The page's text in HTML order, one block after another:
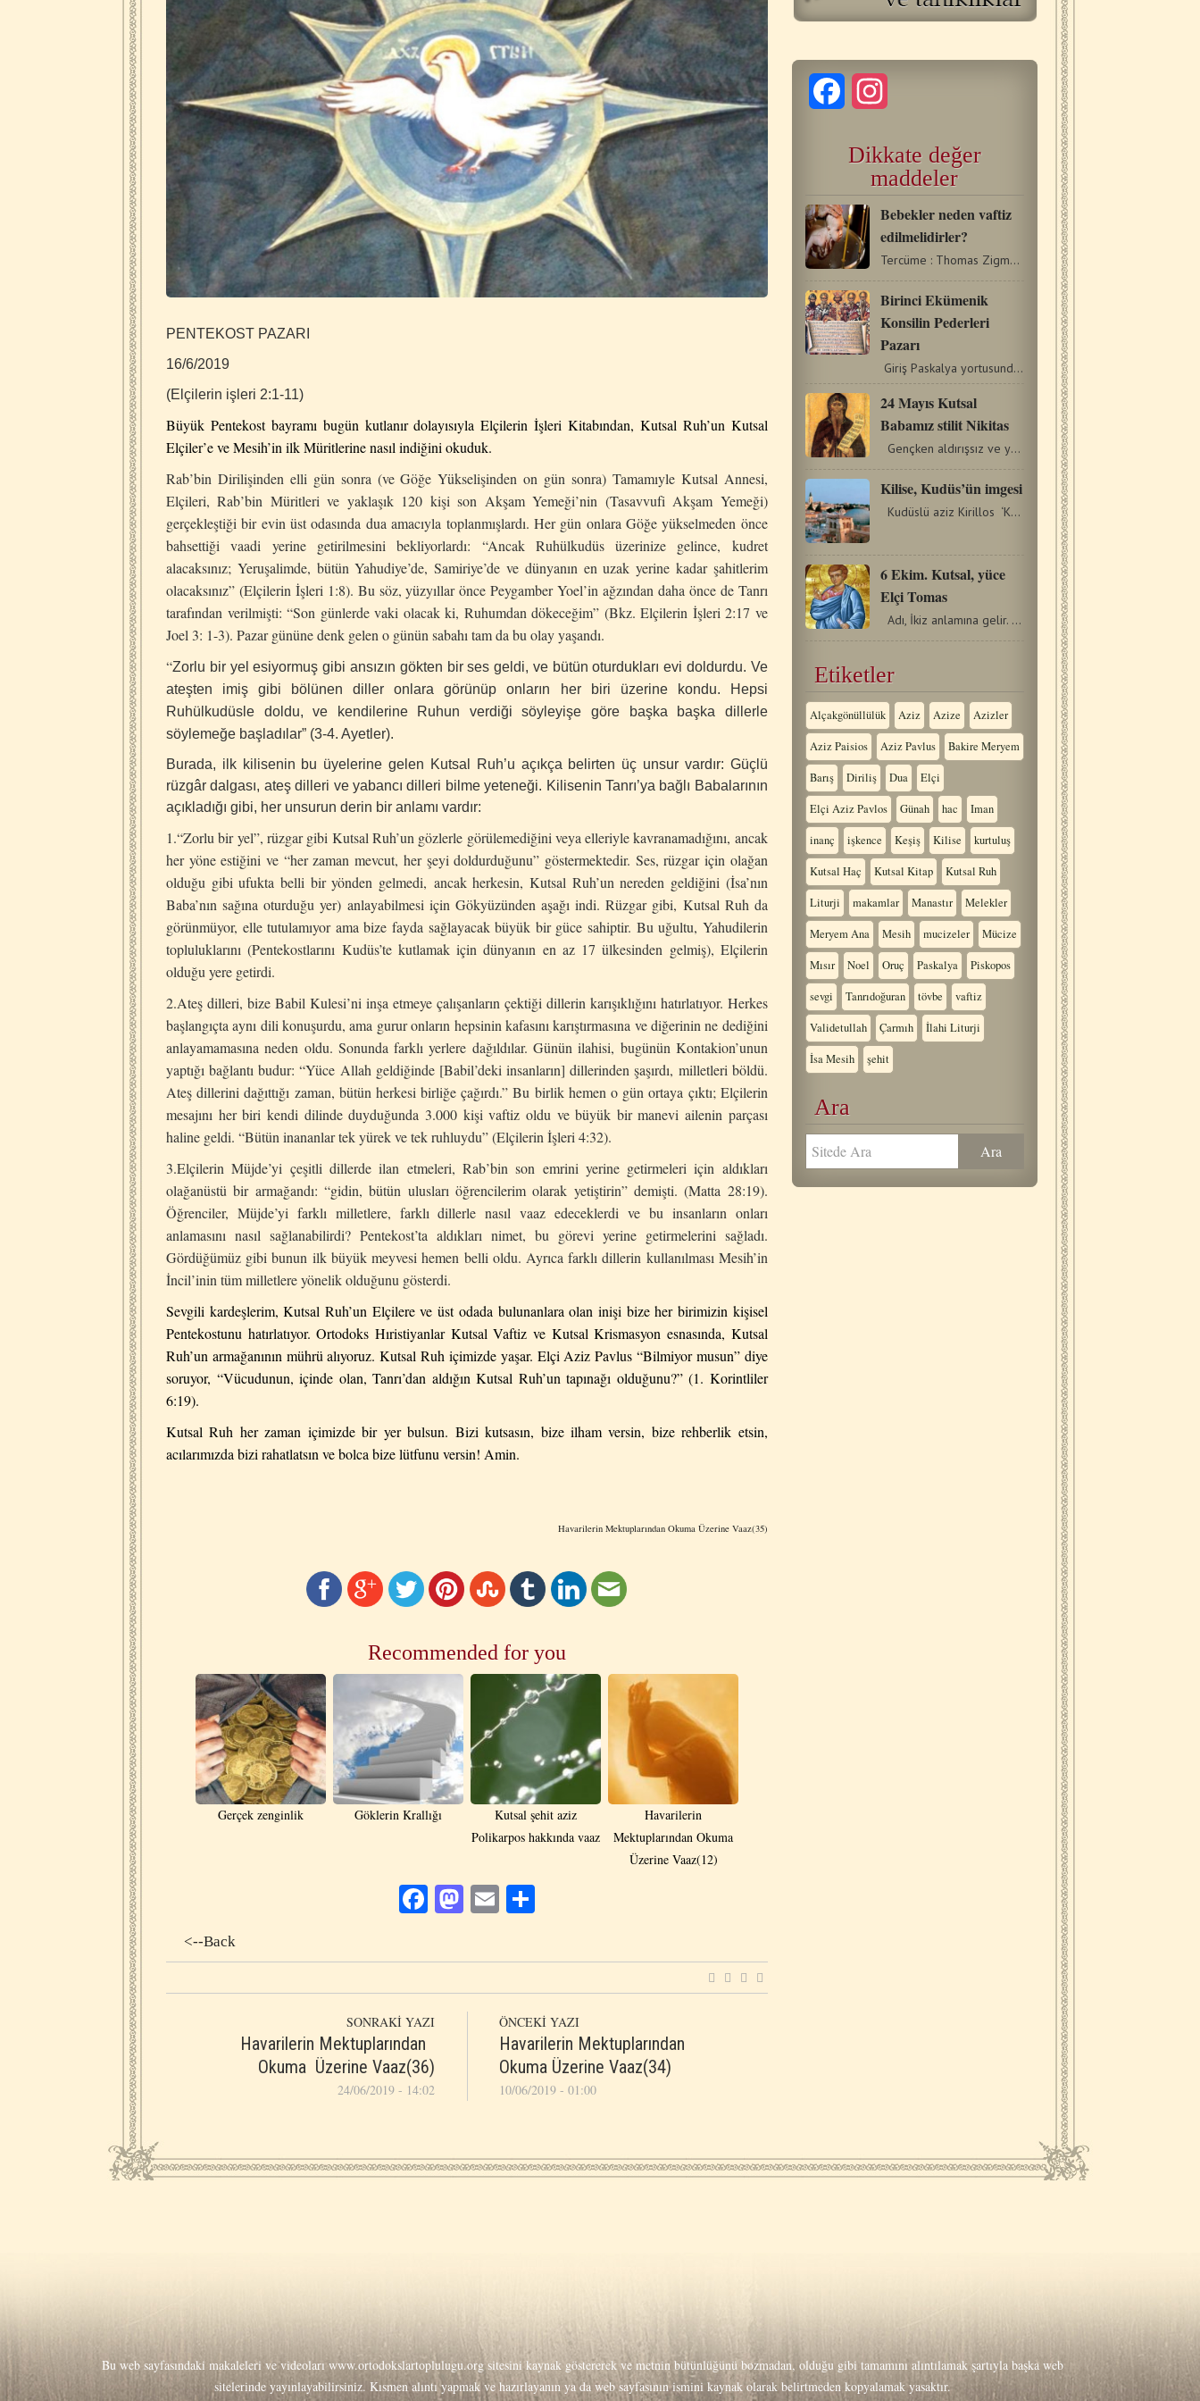
PENTEKOST PAZARI
16/6/2019
(Elçilerin işleri 2:1-11)
Büyük Pentekost bayramı bugün kutlanır dolayısıyla Elçilerin İşleri Kitabından, Kutsal Ruh’un Kutsal
Elçiler’e ve Mesih’in ilk Müritlerine nasıl indiğini okuduk.
Rab’bin Dirilişinden elli gün sonra (ve Göğe Yükselişinden on gün sonra) Tamamıyle Kutsal Annesi,
Elçileri, Rab’bin Müritleri ve yaklaşık 120 kişi son Akşam Yemeği’nin (Tasavvufi Akşam Yemeği)
gerçekleştiği bir evin üst odasında dua amacıyla toplanmışlardı. Her gün onlara Göğe yükselmeden önce
bahsettiği vaadi yerine getirilmesini bekliyorlardı: “Ancak Ruhülkudüs üzerinize gelince, kudret
alacaksınız; Yeruşalimde, bütün Yahudiye’de, Samiriye’de ve dünyanın en uzak yerine kadar şahitlerim
olacaksınız” (Elçilerin İşleri 1:8). Bu söz, yüzyıllar önce Peygamber Yoel’in ağzından daha önce de Tanrı
tarafından verilmişti: “Son günlerde vaki olacak ki, Ruhumdan dökeceğim” (Bkz. Elçilerin İşleri 2:17 ve
Joel 3: 1-3). Pazar gününe denk gelen o günün sabahı tam da bu olay yaşandı.
“Zorlu bir yel esiyormuş gibi ansızın gökten bir ses geldi, ve bütün oturdukları evi doldurdu. Ve
ateşten imiş gibi bölünen diller onlara görünüp onların her biri üzerine kondu. Hepsi
Ruhülkudüsle doldu, ve kendilerine Ruhun verdiği söyleyişe göre başka başka dillerle
söylemeğe başladılar” (3-4. Ayetler).
Burada, ilk kilisenin bu üyelerine gelen Kutsal Ruh’u açıkça belirten üç unsur vardır: Güçlü
rüzgâr dalgası, ateş dilleri ve yabancı dilleri bilme yeteneği. Kilisenin Tanrı’ya bağlı Babalarının
açıkladığı gibi, her unsurun derin bir anlamı vardır:
1.“Zorlu bir yel”, rüzgar gibi Kutsal Ruh’un gözlerle görülemediğini veya elleriyle kavranamadığını, ancak
her yöne estiğini ve “her zaman mevcut, her şeyi doldurduğunu” göstermektedir. Ses, rüzgar için olağan
olduğu gibi ufukta belli bir yönden gelmedi, ancak herkesin, Kutsal Ruh’un nereden geldiğini (İsa’nın
Baba’nın sağına oturduğu yer) anlayabilmesi için Gökyüzünden aşağı indi. Rüzgar gibi, Kutsal Ruh da
görünmüyor, elle tutulamıyor ama bize fayda sağlayacak büyük bir güce sahiptir. Bu uğultu, Yahudilerin
topluluklarını (Pentekostlarını Kudüs’te kutlamak için dünyanın en az 17 ülkesinden gelmiş), Elçilerin
olduğu yere getirdi.
2.Ateş dilleri, bize Babil Kulesi’ni inşa etmeye çalışanların çektiği dillerin karışıklığını hatırlatıyor. Herkes
başlangıçta aynı dili konuşurdu, ama gurur onların hepsinin kafasını karıştırmasına ve diğerinin ne dediğini
anlayamamasına neden oldu. Sonunda farklı yerlere dağıldılar. Günün ilahisi, bugünün Kontakion’unun
yaptığı bağlantı budur: “Yüce Allah geldiğinde [Babil’deki insanların] dillerinden şaşırdı, milletleri böldü.
Ateş dillerini dağıttığı zaman, bütün herkesi birliğe çağırdı.” Bu birlik hemen o gün ortaya çıktı; Elçilerin
mesajını her biri kendi dilinde duyduğunda 3.000 kişi vaftiz oldu ve büyük bir manevi ailenin parçası
haline geldi. “Bütün inananlar tek yürek ve tek ruhluydu” (Elçilerin İşleri 4:32).
3.Elçilerin Müjde’yi çeşitli dillerde ilan etmeleri, Rab’bin son emrini yerine getirmeleri için aldıkları
olağanüstü bir armağandı: “gidin, bütün ulusları öğrencilerim olarak yetiştirin” demişti. (Matta 28:19).
Öğrenciler, Müjde’yi farklı milletlere, farklı dillerle nasıl vaaz edeceklerdi ve bu insanların onları
anlamasını nasıl sağlanabilirdi? Pentekost’ta aldıkları nimet, bu görevi yerine getirmelerini sağladı.
Gördüğümüz gibi bunun ilk büyük meyvesi hemen belli oldu. Ayrıca farklı dillerin kullanılması Mesih’in
İncil’inin tüm milletlere yönelik olduğunu gösterdi.
Sevgili kardeşlerim, Kutsal Ruh’un Elçilere ve üst odada bulunanlara olan inişi bize her birimizin kişisel
Pentekostunu hatırlatıyor. Ortodoks Hıristiyanlar Kutsal Vaftiz ve Kutsal Krismasyon esnasında, Kutsal
Ruh’un armağanının mührü alıyoruz. Kutsal Ruh içimizde yaşar. Elçi Aziz Pavlus “Bilmiyor musun” diye
soruyor, “Vücudunun, içinde olan, Tanrı’dan aldığın Kutsal Ruh’un tapınağı olduğunu?” (1. Korintliler
6:19).
Kutsal Ruh her zaman içimizde bir yer bulsun. Bizi kutsasın, bize ilham versin, bize rehberlik etsin,
acılarımızda bizi rahatlatsın ve bolca bize lütfunu versin! Amin.
Havarilerin Mektuplarından Okuma Üzerine Vaaz(35)
Recommended for you
Gerçek zenginlik Göklerin Krallığı
Kutsal şehit aziz
Polikarpos hakkında vaaz
Havarilerin
Mektuplarından Okuma
Üzerine Vaaz(12)
Facebook
Mastodon
EmailShare
<--Back
SONRAKİ YAZI
Havarilerin Mektuplarından
Okuma Üzerine Vaaz(36)
24/06/2019 - 14:02
ÖNCEKİ YAZI
Havarilerin Mektuplarından
Okuma Üzerine Vaaz(34)
10/06/2019 - 01:00
Facebook
Dikkate değer
maddeler
Bebekler neden vaftiz
edilmelidirler?
Tercüme : Thomas Zigman (On Infant Baptism-From English) Bebekleri…
Birinci Ekümenik
Konsilin Pederleri
Pazarı
Giriş Paskalya yortusundan sonraki yedinci pazar günü,…
24 Mayıs Kutsal
Babamız stilit Nikitas
Gençken aldırışsız ve yozlaşmıştı. Fakat bir…
Kilise, Kudüs’ün imgesi
Kudüslü aziz Kirillos ‘Katolik Kilise" hepimizin aziz…
6 Ekim. Kutsal, yüce
Elçi Tomas
Adı, İkiz anlamına gelir. On İki Elçiden biriydi ve…
Etiketler
Alçakgönüllülük Aziz Azize Azizler
Aziz Paisios Aziz Pavlus Bakire Meryem
Barış Diriliş Dua Elçi
Elçi Aziz Pavlos Günah hac Iman
inanç işkence Keşiş Kilise kurtuluş
Kutsal Haç Kutsal Kitap Kutsal Ruh
Liturji makamlar Manastır Melekler
Meryem Ana Mesih mucizeler Mücize
Mısır Noel Oruç Paskalya Piskopos
sevgi Tanrıdoğuran tövbe vaftiz
Validetullah Çarmıh İlahi Liturji
İsa Mesih şehit
Ara
Bu web sayfasındaki makaleleri ve videoları www.ortodokslartoplulugu.orgsitesini kaynak göstererek ve metnin bütünlüğünü bozmadan, olduğu gibi tamamını alıntılamak şartıyla başka web
sitelerinde yayınlayabilirsiniz. Kısmen alıntı yapmak ve hazırlayanın ya da web sayfasının ismini kaynak olarak belirtmeden kopyalamak yasaktır.